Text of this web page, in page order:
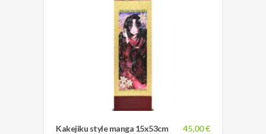
45,00 €
Kakejiku style manga 15x53cm